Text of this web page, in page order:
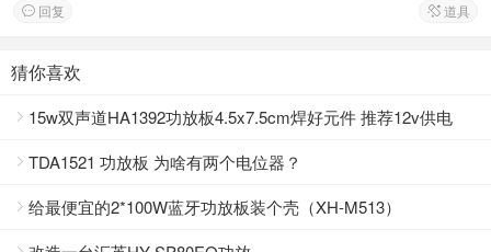
 回复  道具
猜你喜欢
 15w双声道HA1392功放板4.5x7.5cm焊好元件 推荐12v供电
 TDA1521 功放板 为啥有两个电位器？
 给最便宜的2*100W蓝牙功放板装个壳（XH-M513）